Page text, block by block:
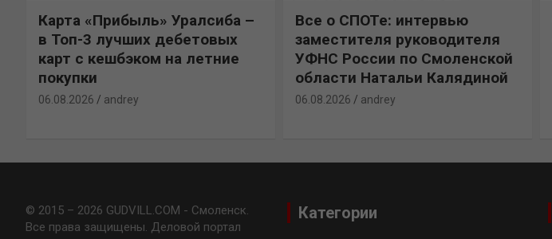
Карта «Прибыль» Уралсиба –
в Топ-3 лучших дебетовых
карт с кешбэком на летние
покупки
06.08.2026 andrey
Все о СПОТе: интервью
заместителя руководителя
УФНС России по Смоленской
области Натальи Калядиной
06.08.2026 andrey
© 2015 – 2026 GUDVILL.COM - Смоленск.
Все права защищены. Деловой портал
Категории